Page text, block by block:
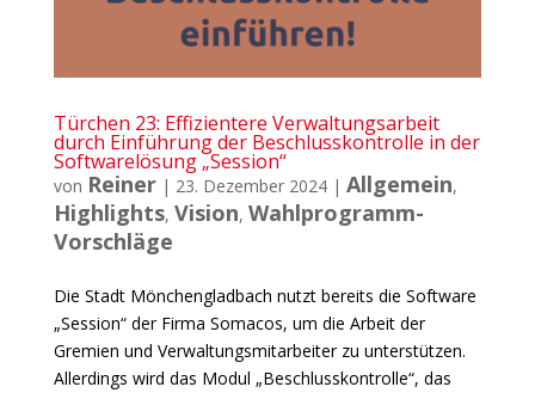
Türchen 23: Effizientere Verwaltungsarbeit
durch Einführung der Beschlusskontrolle in der
Softwarelösung „Session“
von Reiner| 23. Dezember 2024| Allgemein,
Highlights, Vision, Wahlprogramm-
Vorschläge
Die Stadt Mönchengladbach nutzt bereits die Software
„Session“ der Firma Somacos, um die Arbeit der
Gremien und Verwaltungsmitarbeiter zu unterstützen.
Allerdings wird das Modul „Beschlusskontrolle“, das